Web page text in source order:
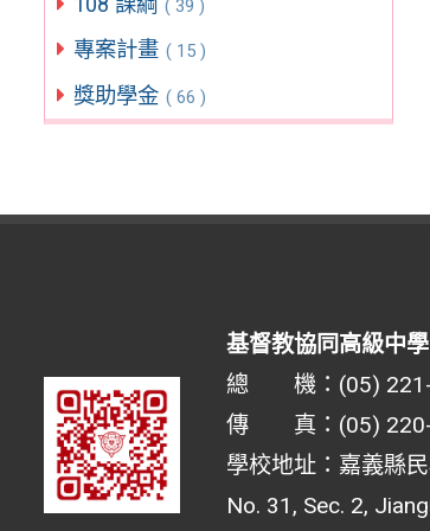
( 39 )
專案計畫 ( 15 )
獎助學金 ( 66 )
基督教協同高級中學
總 機：(05)
傳 真：(05)
學校地址：嘉義縣
No. 31, Sec. 2,